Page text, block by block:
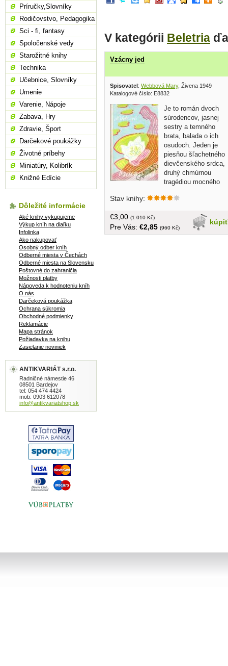
V kategórii Beletria
Vzácny jed
Spisovatel: Webbová Mary, Živena 1949
Katalogové číslo: E8832
Je to román dvoch
súrodencov, jasnej
sestry a temného
brata, balada o ich
osudoch. Jeden je
piesňou šľachetného
dievčenského srdca,
druhý chmúrnou
tragédiou mocného
zbohatnutím, ktorá je tu predstavená
tragická náruživosť... obal, tvrdá
väzba,menší formát, 370 strán
Stav knihy:
kúpiť
€3,00 (1 010 Kč)
Pre Vás: €2,85 (960 Kč)
Príručky,Slovníky
Rodičovstvo, Pedagogika
Sci - fi, fantasy
Spoločenské vedy
Starožitné knihy
Technika
Učebnice, Slovníky
Umenie
Varenie, Nápoje
Zabava, Hry
Zdravie, Šport
Darčekové poukážky
Životné príbehy
Miniatúry, Kolibrík
Knižné Edície
Dôležité informácie
Aké knihy vykupujeme
Výkup kníh na diaľku
Infolinka
Ako nakupovať
Osobný odber kníh
Odberné miesta v Čechách
Odberné miesta na Slovensku
Poštovné do zahraničia
Možnosti platby
Nápoveda k hodnoteniu kníh
O nás
Darčeková poukážka
Ochrana súkromia
Obchodné podmienky
Reklamácie
Mapa stránok
Požiadavka na knihu
Zasielanie noviniek
ANTIKVARIÁT s.r.o.
Radničné námestie 46
08501 Bardejov
tel: 054 474 4424
mob: 0903 612078
info@antikvariatshop.sk